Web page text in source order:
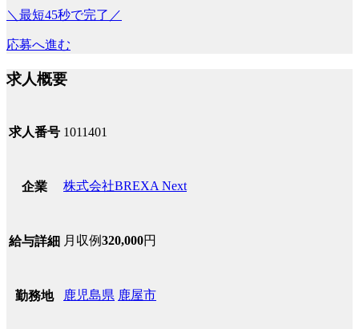
＼最短45秒で完了／
応募へ進む
求人概要
求人番号 1011401
企業 株式会社BREXA Next
給与詳細 月収例320,000円
勤務地 鹿児島県 鹿屋市